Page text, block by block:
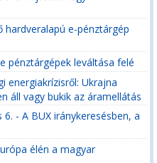
hardveralapú e-pénztárgép
pénztárgépek leváltása felé
energiakrízisről: Ukrajna
áll vagy bukik az áramellátás
- A BUX iránykeresésben, a
élén a magyar